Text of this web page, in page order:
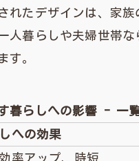
れたデザインは、家
人暮らしや夫婦世帯
す。
暮らしへの影響 - 一
への効果
率アップ、時短